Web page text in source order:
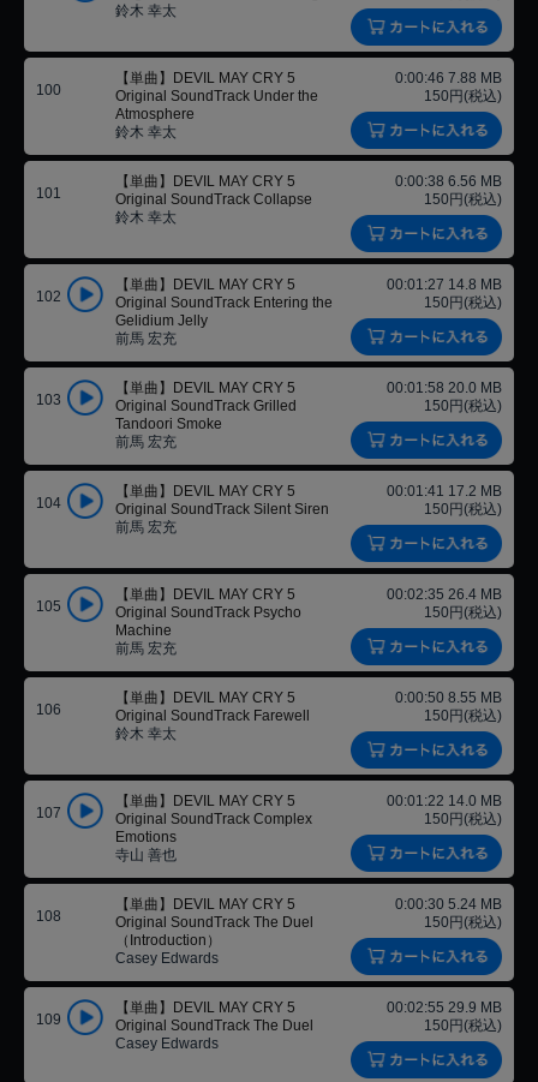
鈴木 幸太
100
【単曲】DEVIL MAY CRY 5
Original SoundTrack Under the
Atmosphere
鈴木 幸太
0:00:46 7.88 MB
150円(税込)
101
【単曲】DEVIL MAY CRY 5
Original SoundTrack Collapse
鈴木 幸太
0:00:38 6.56 MB
150円(税込)
102
【単曲】DEVIL MAY CRY 5
Original SoundTrack Entering the
Gelidium Jelly
前馬 宏充
00:01:27 14.8 MB
150円(税込)
103
【単曲】DEVIL MAY CRY 5
Original SoundTrack Grilled
Tandoori Smoke
前馬 宏充
00:01:58 20.0 MB
150円(税込)
104
【単曲】DEVIL MAY CRY 5
Original SoundTrack Silent Siren
前馬 宏充
00:01:41 17.2 MB
150円(税込)
105
【単曲】DEVIL MAY CRY 5
Original SoundTrack Psycho
Machine
前馬 宏充
00:02:35 26.4 MB
150円(税込)
106
【単曲】DEVIL MAY CRY 5
Original SoundTrack Farewell
鈴木 幸太
0:00:50 8.55 MB
150円(税込)
107
【単曲】DEVIL MAY CRY 5
Original SoundTrack Complex
Emotions
寺山 善也
00:01:22 14.0 MB
150円(税込)
108
【単曲】DEVIL MAY CRY 5
Original SoundTrack The Duel
（Introduction）
Casey Edwards
0:00:30 5.24 MB
150円(税込)
109
【単曲】DEVIL MAY CRY 5
Original SoundTrack The Duel
Casey Edwards
00:02:55 29.9 MB
150円(税込)